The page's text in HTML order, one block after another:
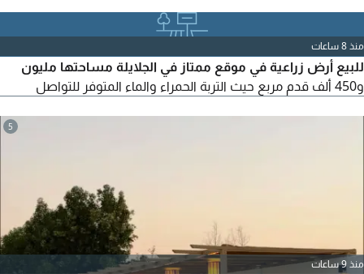
4 بوابات علي 3 شوارع عليها تصريح بناء عنابر دواجن مع مسلخ
المزرعة مسورة بسور شبك للتواصل ايمان العاصي
منذ 8 ساعات
للبيع أرض زراعية في موقع ممتاز في الجلايلة مساحتها مليون
و450 ألف قدم مربع حيث التربة الحمراء والماء المتوفر للتواصل
5
منذ 9 ساعات